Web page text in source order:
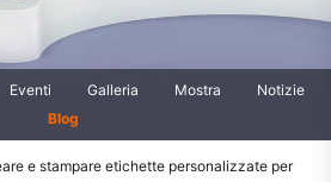
Eventi Galleria Mostra
Notizie
Blog
e stampare etichette personalizzate per